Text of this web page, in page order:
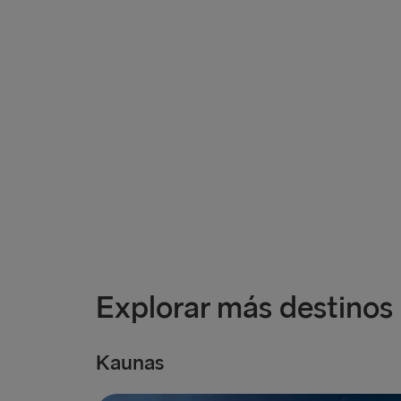
Explorar más destinos
Kaunas